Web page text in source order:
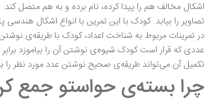
اشکال مخالف هم را پیدا کرده، نام برده و به هم متصل
تصاویر را بیابد. کودک با این تمرین با انواع اشکال
در تمرینات مربوط به شناخت اعداد، کودک با طریقه‌ی
عددی که قرار است کودک شیوه‌ی نوشتن آن را بیاموزد
تکمیل آن می‌تواند طریقه‌ی صحیح نوشتن عدد مورد نظر را
چرا بسته‌ی حواستو جمع کن جامع (فلش